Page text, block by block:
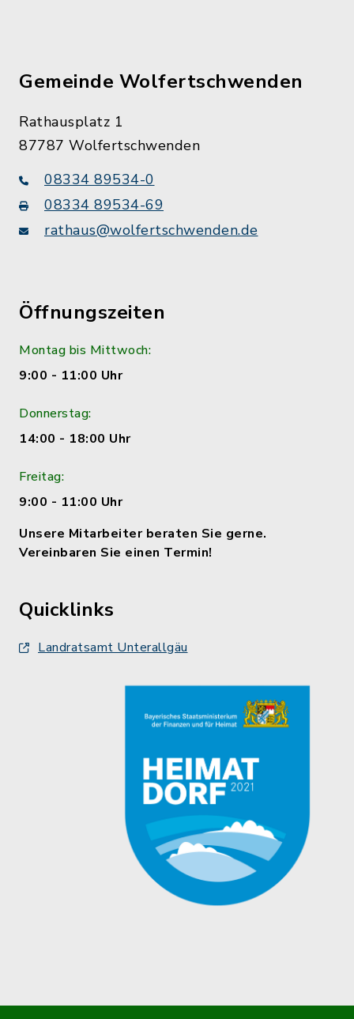
Gemeinde Wolfertschwenden
Rathausplatz 1
87787 Wolfertschwenden
08334 89534-0
08334 89534-69
rathaus@wolfertschwenden.de
Öffnungszeiten
Montag bis Mittwoch:
9:00 - 11:00 Uhr
Donnerstag:
14:00 - 18:00 Uhr
Freitag:
9:00 - 11:00 Uhr
Unsere Mitarbeiter beraten Sie gerne.
Vereinbaren Sie einen Termin!
Quicklinks
Landratsamt Unterallgäu